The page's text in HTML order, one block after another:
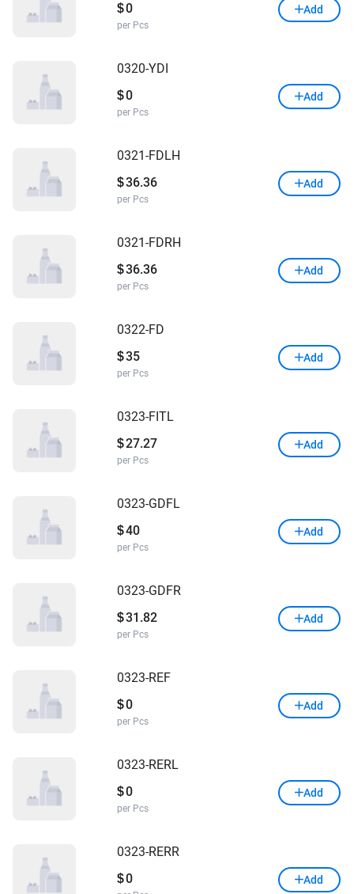
$0
per Pcs
Add
0320-YDI
$0
per Pcs
Add
0321-FDLH
$36.36
per Pcs
Add
0321-FDRH
$36.36
per Pcs
Add
0322-FD
$35
per Pcs
Add
0323-FITL
$27.27
per Pcs
Add
0323-GDFL
$40
per Pcs
Add
0323-GDFR
$31.82
per Pcs
Add
0323-REF
$0
per Pcs
Add
0323-RERL
$0
per Pcs
Add
0323-RERR
$0 Add